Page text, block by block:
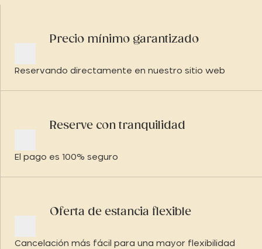
Precio mínimo garantizado
Reservando directamente en nuestro sitio web
Reserve con tranquilidad
El pago es 100% seguro
Oferta de estancia flexible
Cancelación más fácil para una mayor flexibilidad